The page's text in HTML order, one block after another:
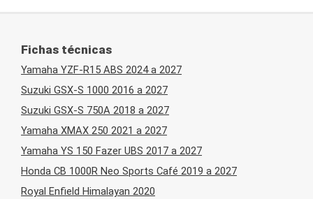
Fichas técnicas
Yamaha YZF-R15 ABS 2024 a 2027
Suzuki GSX-S 1000 2016 a 2027
Suzuki GSX-S 750A 2018 a 2027
Yamaha XMAX 250 2021 a 2027
Yamaha YS 150 Fazer UBS 2017 a 2027
Honda CB 1000R Neo Sports Café 2019 a 2027
Royal Enfield Himalayan 2020